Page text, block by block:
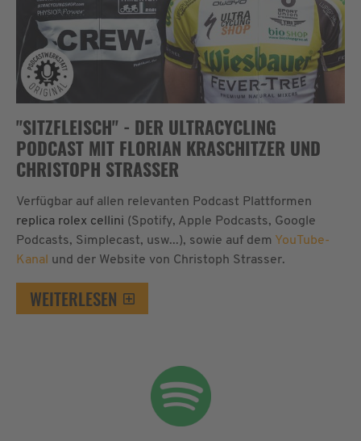
"SITZFLEISCH" - DER ULTRACYCLING
PODCAST MIT FLORIAN KRASCHITZER UND
CHRISTOPH STRASSER
Verfügbar auf allen relevanten Podcast Plattformen
replica rolex cellini (Spotify, Apple Podcasts, Google
Podcasts, Simplecast, usw...), sowie auf dem YouTube-
Kanal und der Website von Christoph Strasser.
WEITERLESEN